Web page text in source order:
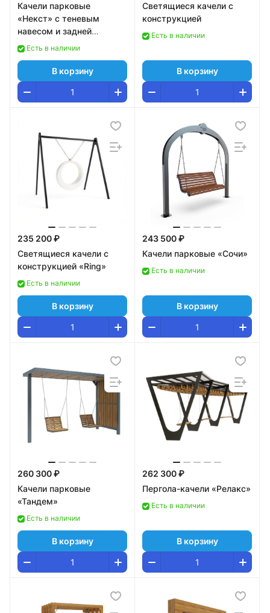
Качели парковые
«Некст» с теневым
навесом и задней
стенкой
Есть в наличии
В корзину
Светящиеся качели с
конструкцией
Есть в наличии
В корзину
235 200 ₽
Светящиеся качели с
конструкцией «Ring»
Есть в наличии
В корзину
243 500 ₽
Качели парковые «Сочи»
Есть в наличии
В корзину
260 300 ₽
Качели парковые
«Тандем»
Есть в наличии
В корзину
262 300 ₽
Пергола-качели «Релакс»
Есть в наличии
В корзину